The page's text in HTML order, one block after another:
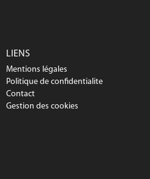
LIENS
Mentions légales
Politique de confidentialite
Contact
Gestion des cookies